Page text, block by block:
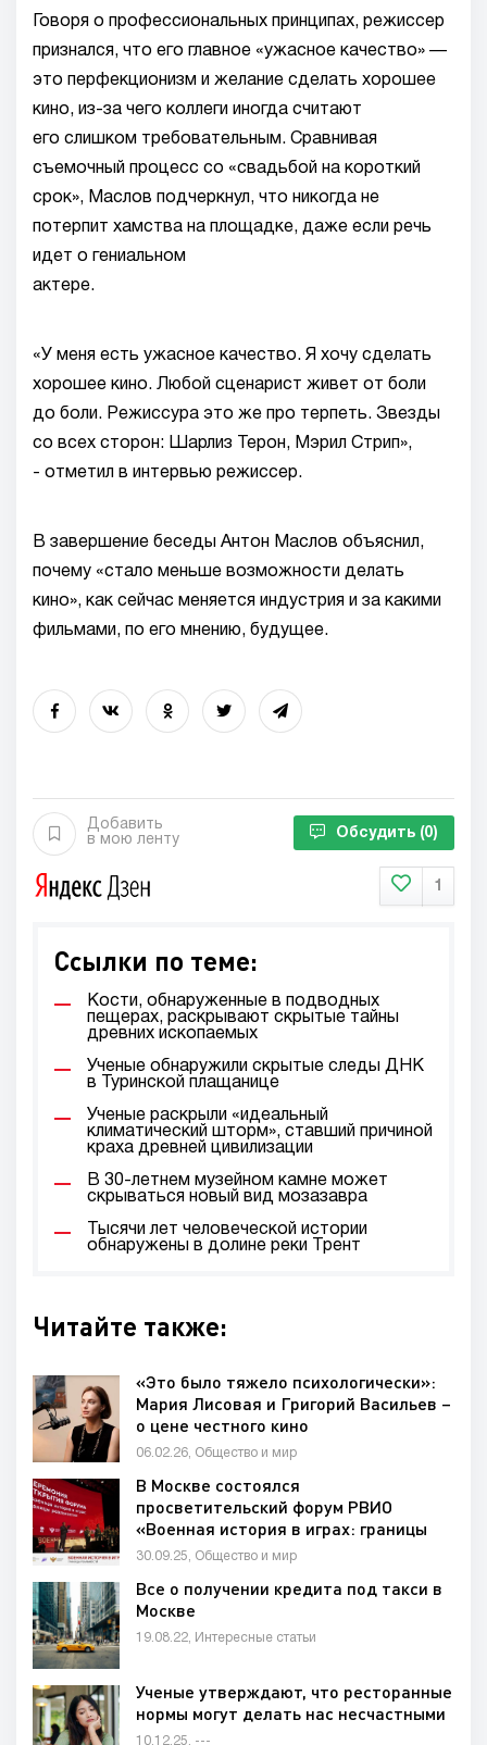
Говоря о профессиональных принципах, режиссер
признался, что его главное «ужасное качество» —
это перфекционизм и желание сделать хорошее
кино, из-за чего коллеги иногда считают
его слишком требовательным. Сравнивая
съемочный процесс со «свадьбой на короткий
срок», Маслов подчеркнул, что никогда не
потерпит хамства на площадке, даже если речь
идет о гениальном
актере.
«У меня есть ужасное качество. Я хочу сделать
хорошее кино. Любой сценарист живет от боли
до боли. Режиссура это же про терпеть. Звезды
со всех сторон: Шарлиз Терон, Мэрил Стрип»,
- отметил в интервью режиссер.
В завершение беседы Антон Маслов объяснил,
почему «стало меньше возможности делать
кино», как сейчас меняется индустрия и за какими
фильмами, по его мнению, будущее.
Добавить
в мою ленту
Обсудить (0)
1
Ссылки по теме:
Кости, обнаруженные в подводных
пещерах, раскрывают скрытые тайны
древних ископаемых
Ученые обнаружили скрытые следы ДНК
в Туринской плащанице
Ученые раскрыли «идеальный
климатический шторм», ставший причиной
краха древней цивилизации
В 30-летнем музейном камне может
скрываться новый вид мозазавра
Тысячи лет человеческой истории
обнаружены в долине реки Трент
Читайте также:
«Это было тяжело психологически»:
Мария Лисовая и Григорий Васильев –
о цене честного кино
06.02.26, Общество и мир
В Москве состоялся
просветительский форум РВИО
«Военная история в играх: границы
реальности».
30.09.25, Общество и мир
Все о получении кредита под такси в
Москве
19.08.22, Интересные статьи
Ученые утверждают, что ресторанные
нормы могут делать нас несчастными
10.12.25, ---